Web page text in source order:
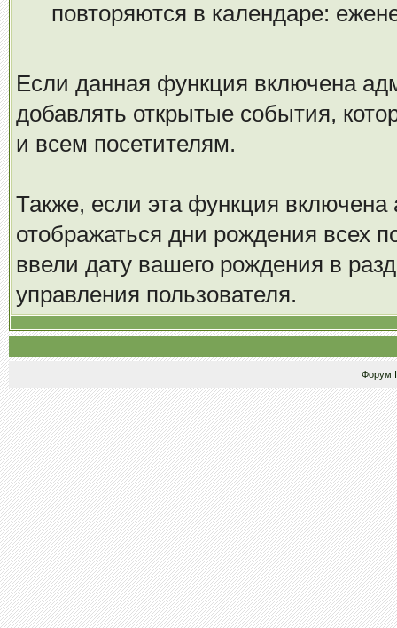
повторяются в календаре:
Если данная функция включена
добавлять открытые события,
и всем посетителям.
Также, если эта функция
отображаться дни рождения всех
ввели дату вашего рождения в
управления пользователя.
Форум